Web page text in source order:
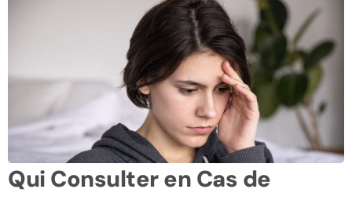
Qui Consulter en Cas de